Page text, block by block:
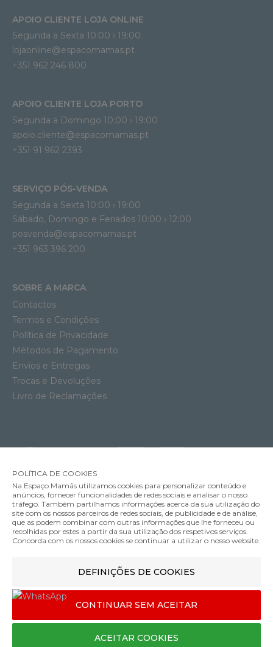
Carrinho Compacto Oxford e Babycoque Pebble 360 Pro 2 Maxi-Cosi
759.98€
Cor Pearl 360
APOIO CLIENTE LOJA ONLINE
Segunda a Sexta 10:00 › 19:00
lojaonline@espacomamas.pt
+351 962 246 800
APOIO CLIENTE LOJA PORTO
Segunda a Domingo 10:00 › 19:00
apoio.cliente@espacomamas.pt
+351 91 962 2393
SERVIÇO PÓS-VENDA
Segunda a Sexta 10:00 › 19:00
Sábado, Domingo e Feriados 10:00 › 12:00
posvenda@espacomamas.pt
+351 963 396 200
SOBRE A MARCA
Contactos
Termos e Condições
Política de Privacidade
Métodos de Pagamento
Envios e Entregas
Trocas e Devoluções
Livro de Reclamações
MÉTODOS DE ENVIO
MÉTODOS DE PAGAMENTO
Designed & developed by
©Espaço mamãs. Todos os direitos reservados
POLÍTICA DE COOKIES
Na Espaço Mamãs utilizamos cookies para personalizar conteúdo e
anúncios, fornecer funcionalidades de redes sociais e analisar o nosso
tráfego. Também partilhamos informações acerca da sua utilização do
site com os nossos parceiros de redes sociais, de publicidade e de análise,
que as podem combinar com outras informações que lhe forneceu ou
recolhidas por estes a partir da sua utilização dos respetivos serviços.
Concorda com os nossos cookies se continuar a utilizar o nosso website.
DEFINIÇÕES DE COOKIES
CONTINUAR SEM ACEITAR
ACEITAR COOKIES